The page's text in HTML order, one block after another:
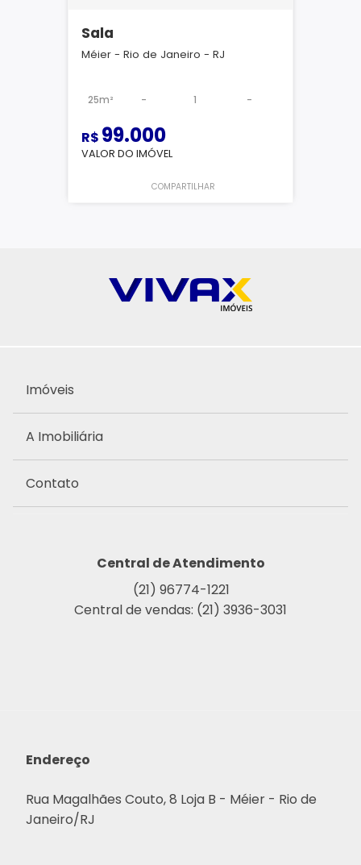
Sala
Méier - Rio de Janeiro - RJ
25m² - 1 -
R$ 99.000
VALOR DO IMÓVEL
COMPARTILHAR
Imóveis
A Imobiliária
Contato
Central de Atendimento
(21) 96774-1221
Central de vendas: (21) 3936-3031
Endereço
Rua Magalhães Couto, 8 Loja B - Méier - Rio de
Janeiro/RJ